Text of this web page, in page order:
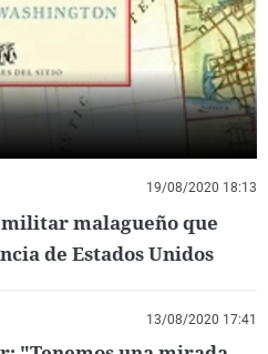
19/08/2020 18:13
malagueño que
de Estados Unidos
13/08/2020 17:41